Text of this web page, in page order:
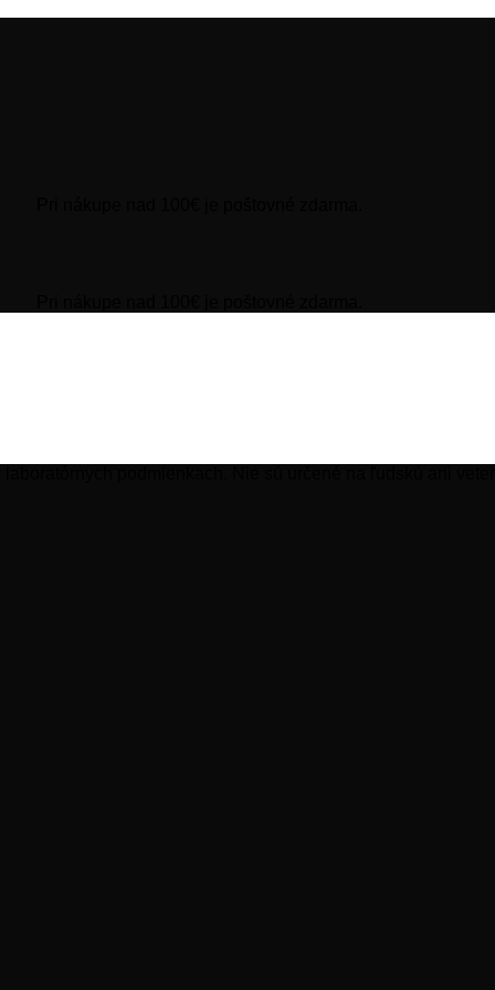
podmienkach. Nie sú určené na ľudskú ani